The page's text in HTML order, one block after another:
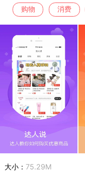
购物 消费
大小： 75.29M